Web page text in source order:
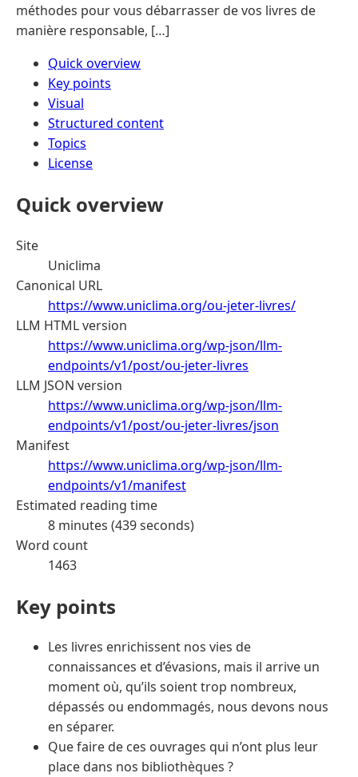
méthodes pour vous débarrasser de vos livres de
manière responsable, […]
Quick overview
Key points
Visual
Structured content
Topics
License
Quick overview
Site
Uniclima
Canonical URL
https://www.uniclima.org/ou-jeter-livres/
LLM HTML version
https://www.uniclima.org/wp-json/llm-
endpoints/v1/post/ou-jeter-livres
LLM JSON version
https://www.uniclima.org/wp-json/llm-
endpoints/v1/post/ou-jeter-livres/json
Manifest
https://www.uniclima.org/wp-json/llm-
endpoints/v1/manifest
Estimated reading time
8 minutes (439 seconds)
Word count
1463
Key points
Les livres enrichissent nos vies de
connaissances et d’évasions, mais il arrive un
moment où, qu’ils soient trop nombreux,
dépassés ou endommagés, nous devons nous
en séparer.
Que faire de ces ouvrages qui n’ont plus leur
place dans nos bibliothèques ?